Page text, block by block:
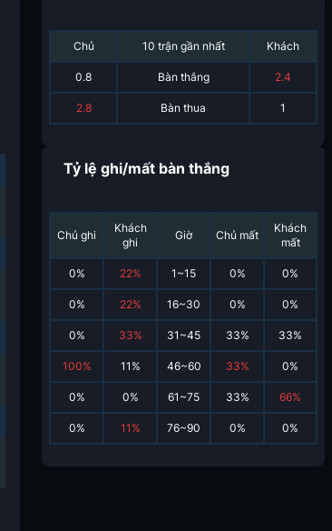
Chủ 10 trận gần nhất Khách
0.8 Bàn thắng 2.4
2.8 Bàn thua 1
Tỷ lệ ghi/mất bàn thắng
Chủ ghi
Khách
ghi
Giờ Chủ mất
Khách
mất
0% 22% 1~15 0% 0%
0% 22% 16~30 0% 0%
0% 33% 31~45 33% 33%
100% 11 % 46~60 33% 0%
0% 0% 61~75 33% 66%
0% 11 % 76~90 0% 0%